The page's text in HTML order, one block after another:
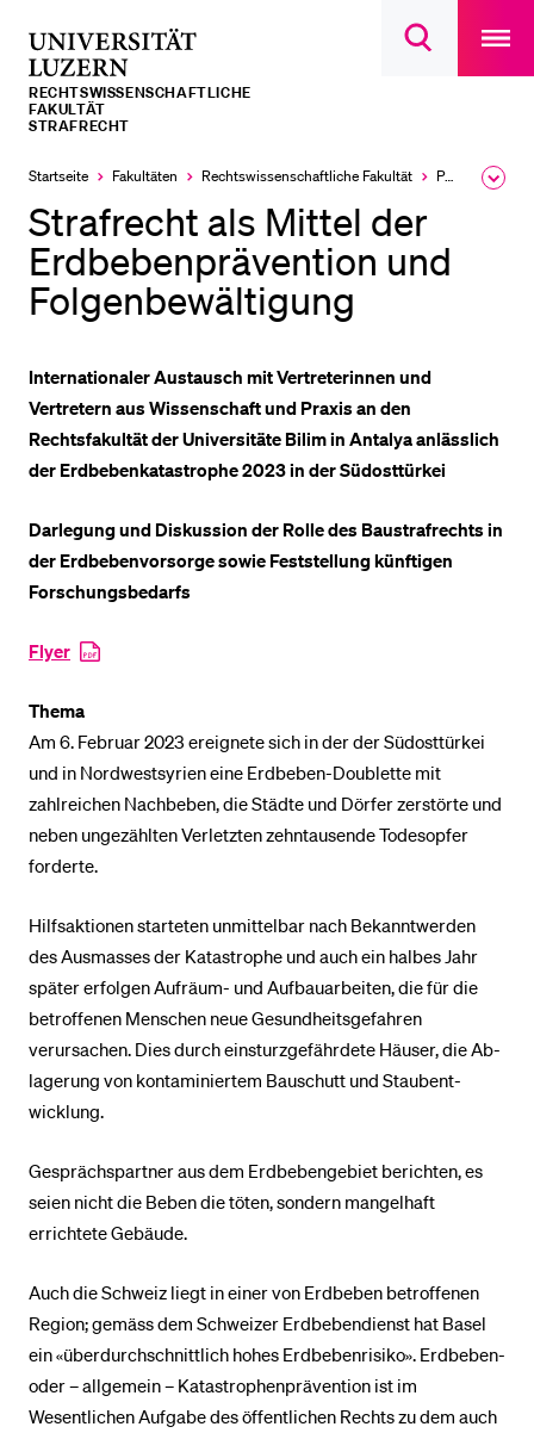
Suchdialog
main
RECHTS­­WISSENSCHAFTLICHE
FAKULTÄT
STRAFRECHT
Startseite Fakultäten Rechtswissenschaftliche Fakultät Professuren
Strafrecht als Mittel der
Erdbebenprävention und
Folgenbewältigung
Internationaler Austausch mit Vertreterinnen und
Vertretern aus Wissenschaft und Praxis an den
Rechtsfakultät der Universitäte Bilim in Antalya anlässlich
der Erdbebenkatastrophe 2023 in der Südosttürkei
Darlegung und Diskussion der Rolle des Baustrafrechts in
der Erdbebenvorsorge sowie Feststellung künftigen
Forschungsbedarfs
Flyer
Thema
Am 6. Februar 2023 ereignete sich in der der Südosttürkei
und in Nordwestsyrien eine Erd­beben-Doub­let­te mit
zahlreichen Nachbeben, die Städte und Dörfer zerstörte und
neben ungezählten Verletzten zehntausende Todesopfer
forderte.
Hilfsaktionen starteten unmittelbar nach Bekanntwerden
des Ausmasses der Kata­stro­phe und auch ein halbes Jahr
später erfolgen Aufräum- und Aufbauarbeiten, die für die
be­trof­fenen Menschen neue Gesund­heits­ge­fahren
verursachen. Dies durch ein­sturz­ge­fähr­de­te Häuser, die Ab­
la­gerung von kontaminiertem Bauschutt und Staub­ent­
wicklung.
Gesprächspartner aus dem Erdbebengebiet berichten, es
seien nicht die Beben die töten, sondern mangelhaft
errichtete Gebäude.
Auch die Schweiz liegt in einer von Erdbeben betroffenen
Region; gemäss dem Schwei­zer Erd­be­ben­dienst hat Basel
ein «überdurchschnittlich hohes Erdbebenrisiko». Erd­be­ben-
oder – allgemein – Katastrophenprävention ist im
Wesentlichen Auf­ga­be des öffent­lichen Rechts zu dem auch
LETZTE SUCHEN
Sie haben noch keine Suche getätigt.
Schulklassen und Lehrpersonen
Studien­interessierte
Studierende
Forschende
Mitarbeitende
Alumni
Stellensuchende
Medien
BELIEBTE INHALTE
Vorlesungsverzeichnis
Menuplan Mensa
Anmeldung und Zulassung